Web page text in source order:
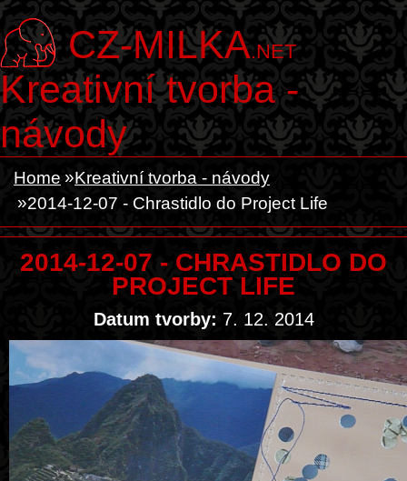
CZ-MILKA.NET
Kreativní tvorba -
návody
Home
Kreativní tvorba - návody
2014-12-07 - Chrastidlo do Project Life
2014-12-07 - CHRASTIDLO DO
PROJECT LIFE
Datum tvorby: 7. 12. 2014